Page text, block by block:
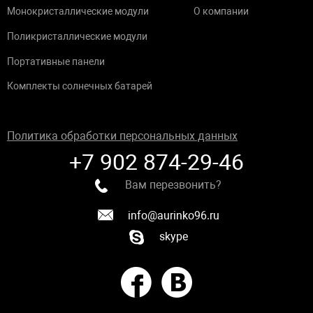
Монокристаллические модули
Поликристаллические модули
Портативные панели
Комплекты солнечных батарей
О компании
Политика обработки персональных данных
+7 902 874-29-46
Вам перезвонить?
info@aurinko96.ru
skype